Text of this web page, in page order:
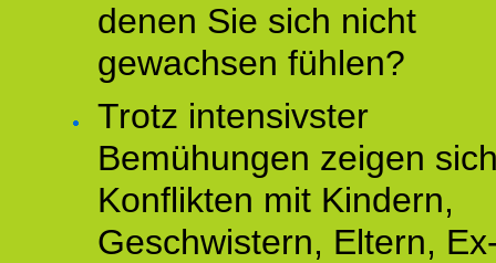
denen Sie sich nicht
gewachsen fühlen?
Trotz intensivster
Bemühungen zeigen
Konflikten mit Kindern,
Geschwistern, Eltern,